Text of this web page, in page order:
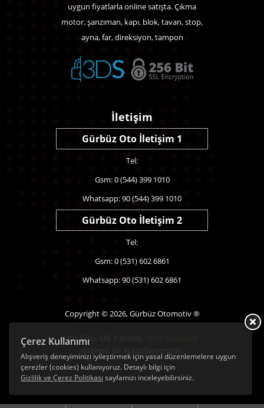
Çerez Kullanımı
Alışveriş deneyiminizi iyileştirmek için yasal düzenlemelere uygun
çerezler (cookies) kullanıyoruz. Detaylı bilgi için
Gizlilik ve Çerez Politikası sayfamızı inceleyebilirsiniz.
uygun fiyatlarla online satışta. Çıkma
motor, şanzıman, kapı. blok, tavan, stop,
ayna, far, direksiyon, tampon
İletişim
Gürbüz Oto İletişim 1
Tel:
Gsm: 0 (544) 399 1010
Whatsapp: 90 (544) 399 1010
Gürbüz Oto İletişim 2
Tel:
Gsm: 0 (531) 602 6861
Whatsapp: 90 (531) 602 6861
Copyright © 2026, Gürbüz Otomotiv ®
Bu Site,